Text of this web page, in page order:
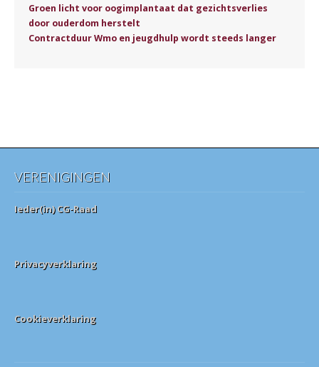
Groen licht voor oogimplantaat dat gezichtsverlies
door ouderdom herstelt
Contractduur Wmo en jeugdhulp wordt steeds langer
VERENIGINGEN
Ieder(in) CG-Raad
Privacyverklaring
Cookieverklaring